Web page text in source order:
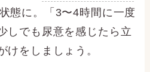
状態に。「3〜4時間に一度
しでも尿意を感じたら立
けをしましょう。